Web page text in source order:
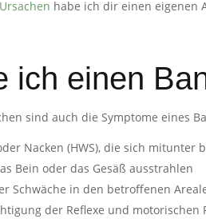
habe ich dir einen eigenen
ich einen
sind auch die Symptome eines
Nacken (HWS), die sich mitunter
Bein oder das Gesäß ausstrahlen
Schwäche in den betroffenen
der Reflexe und motorischen